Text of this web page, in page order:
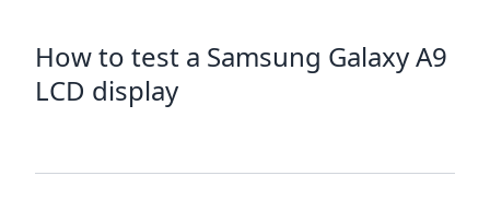
How to test a Samsung Galaxy A9
LCD display